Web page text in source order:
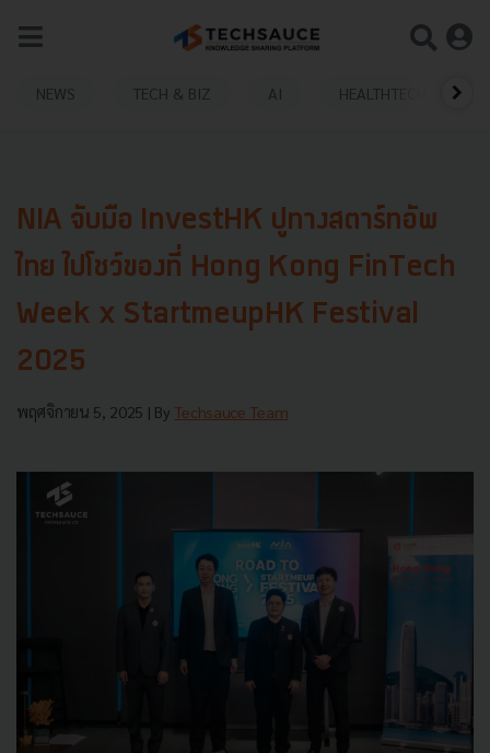
NEWS TECH & BIZ AI HEALTHTECH
NIA จับมือ InvestHK ปูทางสตาร์ทอัพ
ไทย ไปโชว์ของที่ Hong Kong FinTech
Week x StartmeupHK Festival
2025
พฤศจิกายน 5, 2025 | By Techsauce Team